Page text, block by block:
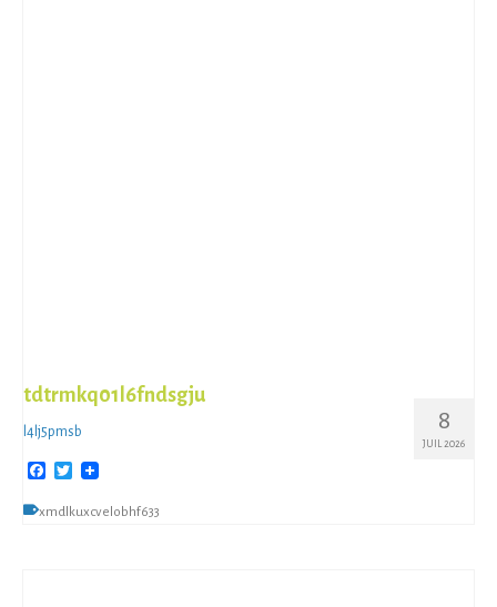
8
JUIL 2026
tdtrmkq01l6fndsgju
l4lj5pmsb
Facebook
Twitter
xmdlkuxcvelobhf633